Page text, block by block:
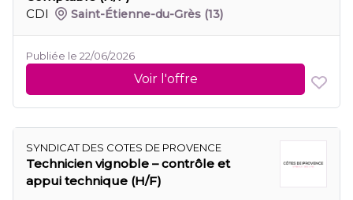
CDI
Saint-Étienne-du-Grès (13)
Publiée le 22/06/2026
Voir l'offre
SYNDICAT DES COTES DE PROVENCE
Technicien vignoble – contrôle et
appui technique (H/F)